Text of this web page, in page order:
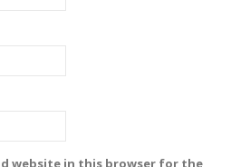
website in this browser for the